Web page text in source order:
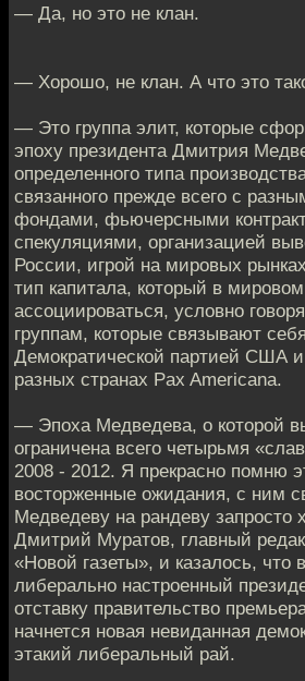
— Да, но это не клан.
— Хорошо, не клан. А что это
— Это группа элит, которые
эпоху президента Дмитрия
определенного типа
связанного прежде всего с
фондами, фьючерсными
спекуляциями, организацией
России, игрой на мировых
тип капитала, который в
ассоциироваться, условно
группам, которые связывают
Демократической партией США
разных странах Pax Americana.
— Эпоха Медведева, о которой
ограничена всего четырьмя
2008 - 2012. Я прекрасно помню
восторженные ожидания, с ним
Медведеву на рандеву запросто
Дмитрий Муратов, главный
«Новой газеты», и казалось, что
либерально настроенный
отставку правительство
начнется новая невиданная
этакий либеральный рай.